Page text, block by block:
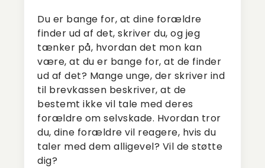
Du er bange for, at dine forældre
finder ud af det, skriver du, og jeg
tænker på, hvordan det mon kan
være, at du er bange for, at de finder
ud af det? Mange unge, der skriver ind
til brevkassen beskriver, at de
bestemt ikke vil tale med deres
forældre om selvskade. Hvordan tror
du, dine forældre vil reagere, hvis du
taler med dem alligevel? Vil de støtte
dig?